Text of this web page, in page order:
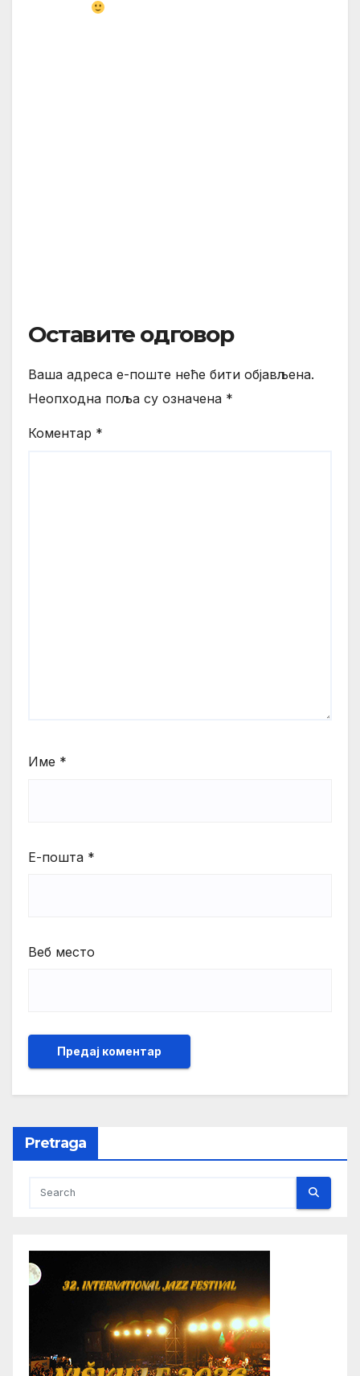
Оставите одговор
Ваша адреса е-поште неће бити објављена.
Неопходна поља су означена *
Коментар *
Име *
Е-пошта *
Веб место
Pretraga